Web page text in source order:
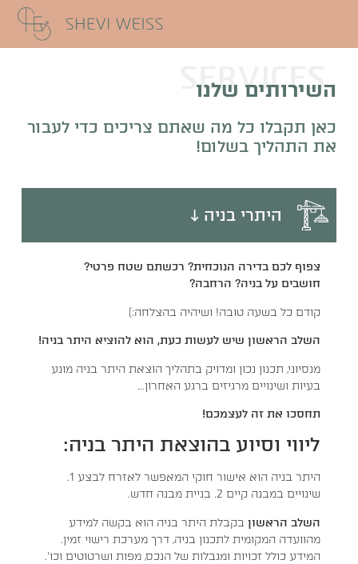
SERVICES
השירותים שלנו
כאן תקבלו כל מה שאתם צריכים כדי לעבור
את התהליך בשלום!
היתרי בניה ↓
צפוף לכם בדירה הנוכחית? רכשתם שטח פרטי?
חושבים על בניה? הרחבה?
קודם כל בשעה טובה! ושיהיה בהצלחה:)
השלב הראשון שיש לעשות כעת, הוא להוציא היתר בניה!
מנסיוני, תכנון נכון ומדויק בתהליך הוצאת היתר בניה מונע
בעיות ושינויים מרגיזים ברגע האחרון…
תחסכו את זה לעצמכם!
ליווי וסיוע בהוצאת היתר בניה:
היתר בניה הוא אישור חוקי המאפשר לאזרח לבצע 1.
שינויים במבנה קיים 2. בניית מבנה חדש.
השלב הראשון בקבלת היתר בניה הוא בקשה למידע
מהוועדה המקומית לתכנון בניה, דרך מערכת רישוי זמין.
המידע כולל זכויות ומגבלות של הנכס, מפות ושרטוטים וכו'.